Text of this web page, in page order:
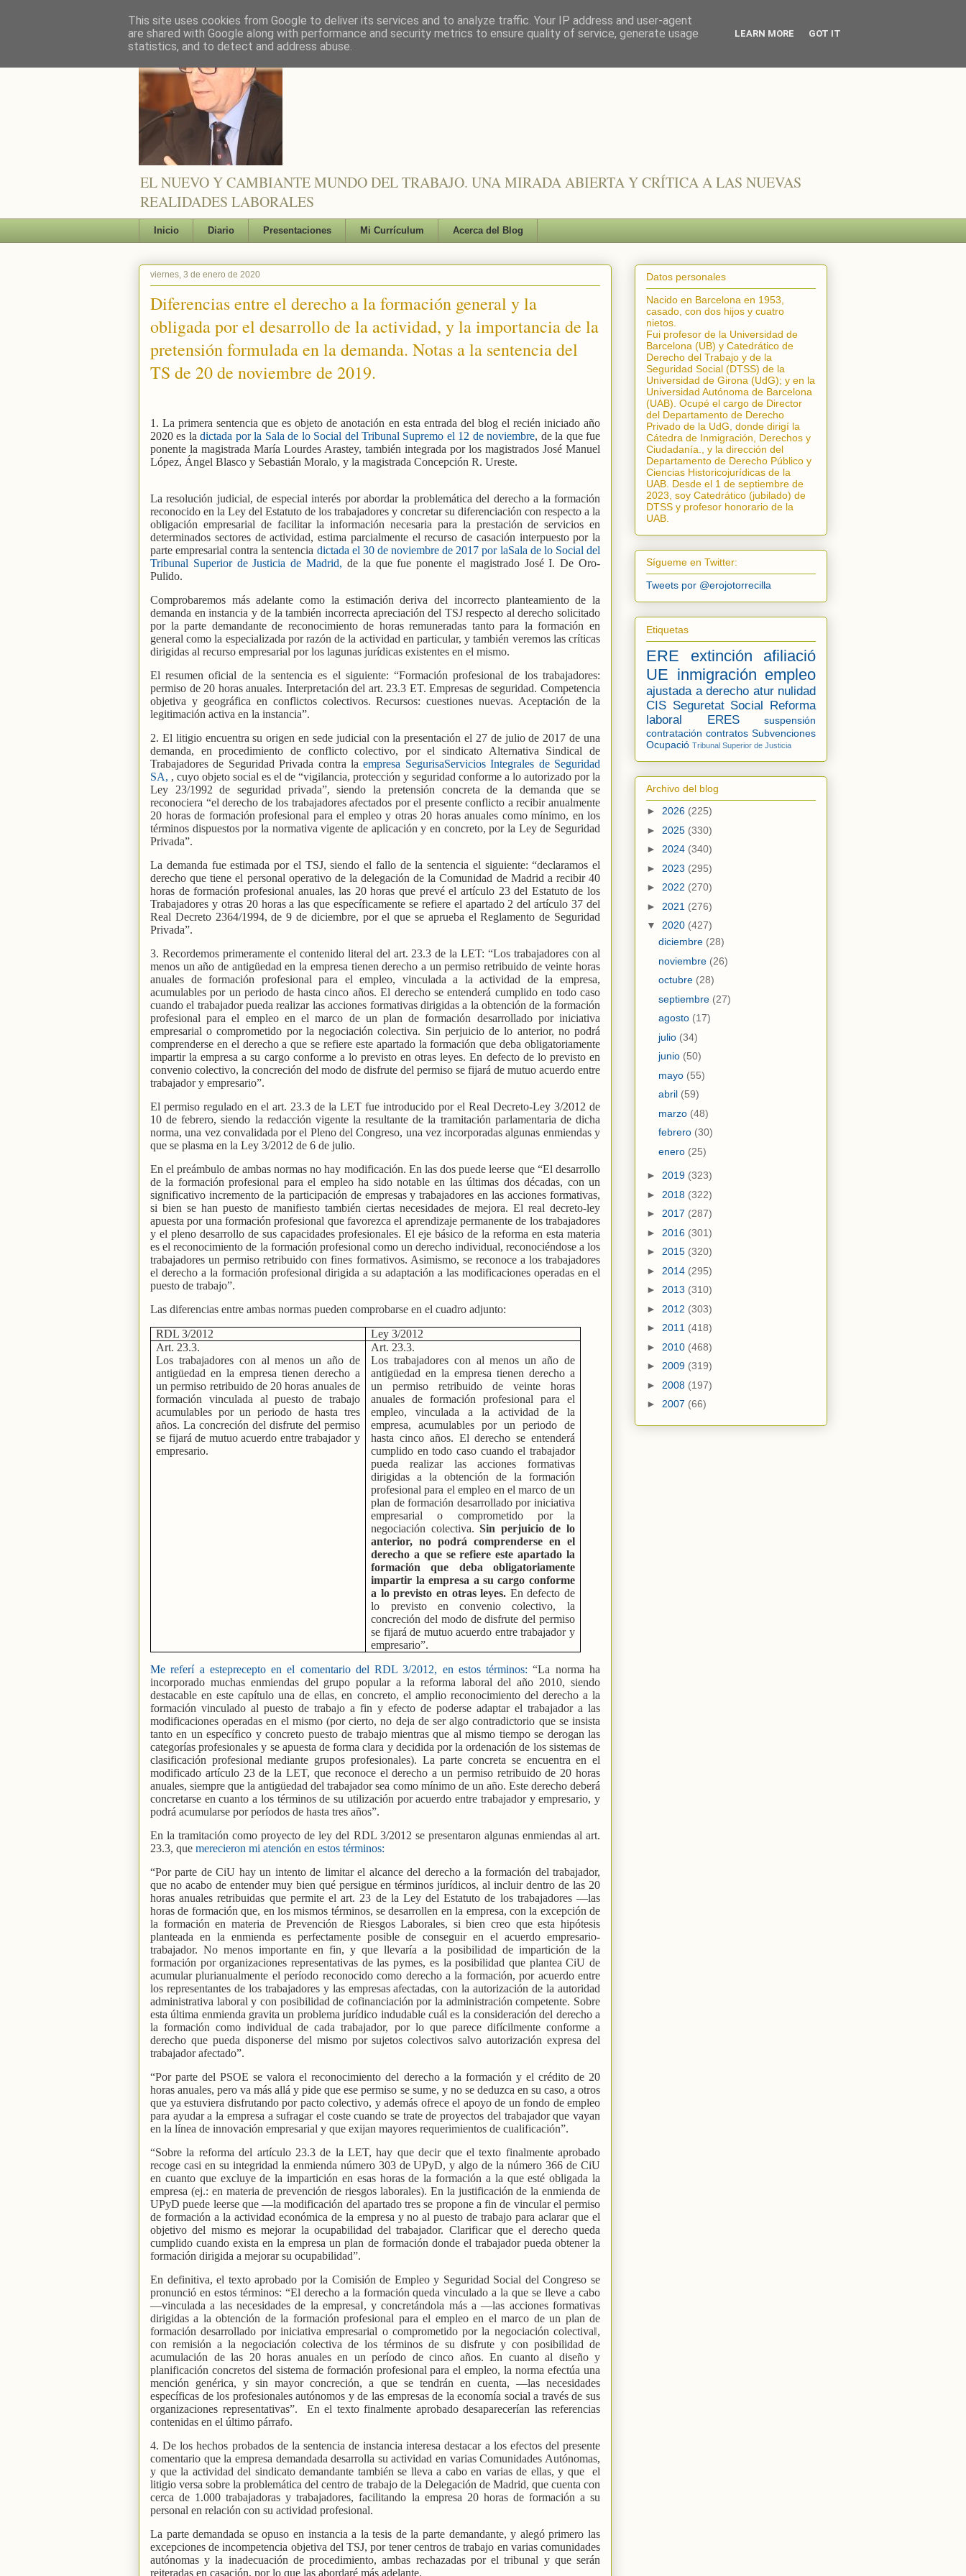
EL NUEVO Y CAMBIANTE MUNDO DEL TRABAJO. UNA MIRADA ABIERTA Y CRÍTICA A LAS NUEVAS
REALIDADES LABORALES
Inicio Diario Presentaciones Mi Currículum Acerca del Blog
viernes, 3 de enero de 2020
Diferencias entre el derecho a la formación general y la
obligada por el desarrollo de la actividad, y la importancia de la
pretensión formulada en la demanda. Notas a la sentencia del
TS de 20 de noviembre de 2019.
1. La primera sentencia que es objeto de anotación en esta entrada del blog el recién iniciado año
2020 es ladictada por la Sala de lo Social del Tribunal Supremo el 12 de noviembre, de la que fue
ponente la magistrada María Lourdes Arastey, también integrada por los magistrados José Manuel
López, Ángel Blasco y Sebastián Moralo, y la magistrada Concepción R. Ureste.
La resolución judicial, de especial interés por abordar la problemática del derecho a la formación
reconocido en la Ley del Estatuto de los trabajadores y concretar su diferenciación con respecto a la
obligación empresarial de facilitar la información necesaria para la prestación de servicios en
determinados sectores de actividad, estima parcialmente el recurso de casación interpuesto por la
parte empresarial contra la sentencia dictada el 30 de noviembre de 2017 por laSala de lo Social del
Tribunal Superior de Justicia de Madrid, de la que fue ponente el magistrado José I. De Oro-
Pulido.
Comprobaremos más adelante como la estimación deriva del incorrecto planteamiento de la
demanda en instancia y de la también incorrecta apreciación del TSJ respecto al derecho solicitado
por la parte demandante de reconocimiento de horas remuneradas tanto para la formación en
general como la especializada por razón de la actividad en particular, y también veremos las críticas
dirigidas al recurso empresarial por los lagunas jurídicas existentes en el mismo.
El resumen oficial de la sentencia es el siguiente: “Formación profesional de los trabajadores:
permiso de 20 horas anuales. Interpretación del art. 23.3 ET. Empresas de seguridad. Competencia
objetiva y geográfica en conflictos colectivos. Recursos: cuestiones nuevas. Aceptación de la
legitimación activa en la instancia”.
2. El litigio encuentra su origen en sede judicial con la presentación el 27 de julio de 2017 de una
demanda, en procedimiento de conflicto colectivo, por el sindicato Alternativa Sindical de
Trabajadores de Seguridad Privada contra laempresa SegurisaServicios Integrales de Seguridad
SA, , cuyo objeto social es el de “vigilancia, protección y seguridad conforme a lo autorizado por la
Ley 23/1992 de seguridad privada”, siendo la pretensión concreta de la demanda que se
reconociera “el derecho de los trabajadores afectados por el presente conflicto a recibir anualmente
20 horas de formación profesional para el empleo y otras 20 horas anuales como mínimo, en los
términos dispuestos por la normativa vigente de aplicación y en concreto, por la Ley de Seguridad
Privada”.
La demanda fue estimada por el TSJ, siendo el fallo de la sentencia el siguiente: “declaramos el
derecho que tiene el personal operativo de la delegación de la Comunidad de Madrid a recibir 40
horas de formación profesional anuales, las 20 horas que prevé el artículo 23 del Estatuto de los
Trabajadores y otras 20 horas a las que específicamente se refiere el apartado 2 del artículo 37 del
Real Decreto 2364/1994, de 9 de diciembre, por el que se aprueba el Reglamento de Seguridad
Privada”.
3. Recordemos primeramente el contenido literal del art. 23.3 de la LET: “Los trabajadores con al
menos un año de antigüedad en la empresa tienen derecho a un permiso retribuido de veinte horas
anuales de formación profesional para el empleo, vinculada a la actividad de la empresa,
acumulables por un periodo de hasta cinco años. El derecho se entenderá cumplido en todo caso
cuando el trabajador pueda realizar las acciones formativas dirigidas a la obtención de la formación
profesional para el empleo en el marco de un plan de formación desarrollado por iniciativa
empresarial o comprometido por la negociación colectiva. Sin perjuicio de lo anterior, no podrá
comprenderse en el derecho a que se refiere este apartado la formación que deba obligatoriamente
impartir la empresa a su cargo conforme a lo previsto en otras leyes. En defecto de lo previsto en
convenio colectivo, la concreción del modo de disfrute del permiso se fijará de mutuo acuerdo entre
trabajador y empresario”.
El permiso regulado en el art. 23.3 de la LET fue introducido por el Real Decreto-Ley 3/2012 de
10 de febrero, siendo la redacción vigente la resultante de la tramitación parlamentaria de dicha
norma, una vez convalidada por el Pleno del Congreso, una vez incorporadas algunas enmiendas y
que se plasma en la Ley 3/2012 de 6 de julio.
En el preámbulo de ambas normas no hay modificación. En las dos puede leerse que “El desarrollo
de la formación profesional para el empleo ha sido notable en las últimas dos décadas, con un
significativo incremento de la participación de empresas y trabajadores en las acciones formativas,
si bien se han puesto de manifiesto también ciertas necesidades de mejora. El real decreto-ley
apuesta por una formación profesional que favorezca el aprendizaje permanente de los trabajadores
y el pleno desarrollo de sus capacidades profesionales. El eje básico de la reforma en esta materia
es el reconocimiento de la formación profesional como un derecho individual, reconociéndose a los
trabajadores un permiso retribuido con fines formativos. Asimismo, se reconoce a los trabajadores
el derecho a la formación profesional dirigida a su adaptación a las modificaciones operadas en el
puesto de trabajo”.
Las diferencias entre ambas normas pueden comprobarse en el cuadro adjunto:
RDL 3/2012
Ley 3/2012
Art. 23.3.
Los trabajadores con al menos un año de
antigüedad en la empresa tienen derecho a
un permiso retribuido de 20 horas anuales de
formación vinculada al puesto de trabajo
acumulables por un periodo de hasta tres
años. La concreción del disfrute del permiso
se fijará de mutuo acuerdo entre trabajador y
empresario.
Art. 23.3.
Los trabajadores con al menos un año de
antigüedad en la empresa tienen derecho a
un permiso retribuido de veinte horas
anuales de formación profesional para el
empleo, vinculada a la actividad de la
empresa, acumulables por un periodo de
hasta cinco años. El derecho se entenderá
cumplido en todo caso cuando el trabajador
pueda realizar las acciones formativas
dirigidas a la obtención de la formación
profesional para el empleo en el marco de un
plan de formación desarrollado por iniciativa
empresarial o comprometido por la
negociación colectiva.Sin perjuicio de lo
anterior, no podrá comprenderse en el
derecho a que se refiere este apartado la
formación que deba obligatoriamente
impartir la empresa a su cargo conforme
a lo previsto en otras leyes. En defecto de
lo previsto en convenio colectivo, la
concreción del modo de disfrute del permiso
se fijará de mutuo acuerdo entre trabajador y
empresario”.
Me referí a esteprecepto en el comentario del RDL 3/2012, en estos términos: “La norma ha
incorporado muchas enmiendas del grupo popular a la reforma laboral del año 2010, siendo
destacable en este capítulo una de ellas, en concreto, el amplio reconocimiento del derecho a la
formación vinculado al puesto de trabajo a fin y efecto de poderse adaptar el trabajador a las
modificaciones operadas en el mismo (por cierto, no deja de ser algo contradictorio que se insista
tanto en un específico y concreto puesto de trabajo mientras que al mismo tiempo se derogan las
categorías profesionales y se apuesta de forma clara y decidida por la ordenación de los sistemas de
clasificación profesional mediante grupos profesionales). La parte concreta se encuentra en el
modificado artículo 23 de la LET, que reconoce el derecho a un permiso retribuido de 20 horas
anuales, siempre que la antigüedad del trabajador sea como mínimo de un año. Este derecho deberá
concretarse en cuanto a los términos de su utilización por acuerdo entre trabajador y empresario, y
podrá acumularse por períodos de hasta tres años”.
En la tramitación como proyecto de ley del RDL 3/2012 se presentaron algunas enmiendas al art.
23.3, que merecieron mi atención en estos términos:
“Por parte de CiU hay un intento de limitar el alcance del derecho a la formación del trabajador,
que no acabo de entender muy bien qué persigue en términos jurídicos, al incluir dentro de las 20
horas anuales retribuidas que permite el art. 23 de la Ley del Estatuto de los trabajadores ―las
horas de formación que, en los mismos términos, se desarrollen en la empresa, con la excepción de
la formación en materia de Prevención de Riesgos Laborales, si bien creo que esta hipótesis
planteada en la enmienda es perfectamente posible de conseguir en el acuerdo empresario-
trabajador. No menos importante en fin, y que llevaría a la posibilidad de impartición de la
formación por organizaciones representativas de las pymes, es la posibilidad que plantea CiU de
acumular plurianualmente el período reconocido como derecho a la formación, por acuerdo entre
los representantes de los trabajadores y las empresas afectadas, con la autorización de la autoridad
administrativa laboral y con posibilidad de cofinanciación por la administración competente. Sobre
esta última enmienda gravita un problema jurídico indudable cuál es la consideración del derecho a
la formación como individual de cada trabajador, por lo que parece difícilmente conforme a
derecho que pueda disponerse del mismo por sujetos colectivos salvo autorización expresa del
trabajador afectado”.
“Por parte del PSOE se valora el reconocimiento del derecho a la formación y el crédito de 20
horas anuales, pero va más allá y pide que ese permiso se sume, y no se deduzca en su caso, a otros
que ya estuviera disfrutando por pacto colectivo, y además ofrece el apoyo de un fondo de empleo
para ayudar a la empresa a sufragar el coste cuando se trate de proyectos del trabajador que vayan
en la línea de innovación empresarial y que exijan mayores requerimientos de cualificación”.
“Sobre la reforma del artículo 23.3 de la LET, hay que decir que el texto finalmente aprobado
recoge casi en su integridad la enmienda número 303 de UPyD, y algo de la número 366 de CiU
en cuanto que excluye de la impartición en esas horas de la formación a la que esté obligada la
empresa (ej.: en materia de prevención de riesgos laborales). En la justificación de la enmienda de
UPyD puede leerse que ―la modificación del apartado tres se propone a fin de vincular el permiso
de formación a la actividad económica de la empresa y no al puesto de trabajo para aclarar que el
objetivo del mismo es mejorar la ocupabilidad del trabajador. Clarificar que el derecho queda
cumplido cuando exista en la empresa un plan de formación donde el trabajador pueda obtener la
formación dirigida a mejorar su ocupabilidad”.
En definitiva, el texto aprobado por la Comisión de Empleo y Seguridad Social del Congreso se
pronunció en estos términos: “El derecho a la formación queda vinculado a la que se lleve a cabo
―vinculada a las necesidades de la empresa‖, y concretándola más a ―las acciones formativas
dirigidas a la obtención de la formación profesional para el empleo en el marco de un plan de
formación desarrollado por iniciativa empresarial o comprometido por la negociación colectiva‖,
con remisión a la negociación colectiva de los términos de su disfrute y con posibilidad de
acumulación de las 20 horas anuales en un período de cinco años. En cuanto al diseño y
planificación concretos del sistema de formación profesional para el empleo, la norma efectúa una
mención genérica, y sin mayor concreción, a que se tendrán en cuenta, ―las necesidades
específicas de los profesionales autónomos y de las empresas de la economía social a través de sus
organizaciones representativas”.
En el texto finalmente aprobado desaparecerían las referencias
contenidas en el último párrafo.
4. De los hechos probados de la sentencia de instancia interesa destacar a los efectos del presente
comentario que la empresa demandada desarrolla su actividad en varias Comunidades Autónomas,
y que la actividad del sindicato demandante también se lleva a cabo en varias de ellas, y que
el
litigio versa sobre la problemática del centro de trabajo de la Delegación de Madrid, que cuenta con
cerca de 1.000 trabajadoras y trabajadores, facilitando la empresa 20 horas de formación a su
personal en relación con su actividad profesional.
La parte demandada se opuso en instancia a la tesis de la parte demandante, y alegó primero las
excepciones de incompetencia objetiva del TSJ, por tener centros de trabajo en varias comunidades
autónomas y la inadecuación de procedimiento, ambas rechazadas por el tribunal y que serán
reiteradas en casación, por lo que las abordaré más adelante.
Datos personales
Nacido en Barcelona en 1953,
casado, con dos hijos y cuatro
nietos.
Fui profesor de la Universidad de
Barcelona (UB) y Catedrático de
Derecho del Trabajo y de la
Seguridad Social (DTSS) de la
Universidad de Girona (UdG); y en la
Universidad Autónoma de Barcelona
(UAB). Ocupé el cargo de Director
del Departamento de Derecho
Privado de la UdG, donde dirigí la
Cátedra de Inmigración, Derechos y
Ciudadanía.
, y la dirección del
Departamento de Derecho Público y
Ciencias Historicojurídicas de la
UAB. Desde el 1 de septiembre de
2023, soy Catedrático (jubilado) de
DTSS y profesor honorario de la
UAB.
Sígueme en Twitter:
Tweets por @erojotorrecilla
Etiquetas
ERE extinción
afiliació
UE inmigración empleo
ajustada a derecho atur nulidad
CIS Seguretat Social Reforma
laboral
ERES
suspensión
contratación contratos Subvenciones
Ocupació Tribunal Superior de Justicia
Archivo del blog
► 2026 (225)
► 2025 (330)
► 2024 (340)
► 2023 (295)
► 2022 (270)
► 2021 (276)
▼ 2020 (427)
diciembre (28)
noviembre (26)
octubre (28)
septiembre (27)
agosto (17)
julio (34)
junio (50)
mayo (55)
abril (59)
marzo (48)
febrero (30)
enero (25)
► 2019 (323)
► 2018 (322)
► 2017 (287)
► 2016 (301)
► 2015 (320)
► 2014 (295)
► 2013 (310)
► 2012 (303)
► 2011 (418)
► 2010 (468)
► 2009 (319)
► 2008 (197)
► 2007 (66)
This site uses cookies from Google to deliver its services and to analyze traffic. Your IP address and user-agent
are shared with Google along with performance and security metrics to ensure quality of service, generate usage
statistics, and to detect and address abuse.
LEARN MORE GOT IT